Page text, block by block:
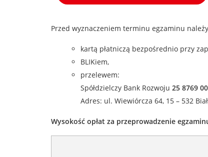
Przed wyznaczeniem terminu egzaminu
kartą płatniczą bezpośrednio przy
BLIKiem,
przelewem:
Spółdzielczy Bank Rozwoju 25 8769
Adres: ul. Wiewiórcza 64, 15 – 532
Wysokość opłat za przeprowadzenie